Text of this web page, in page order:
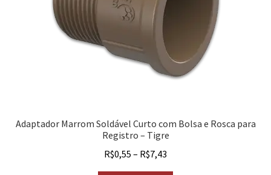
Adaptador Marrom Soldável Curto com Bolsa e Rosca para
Registro – Tigre
R$0,55 – R$7,43